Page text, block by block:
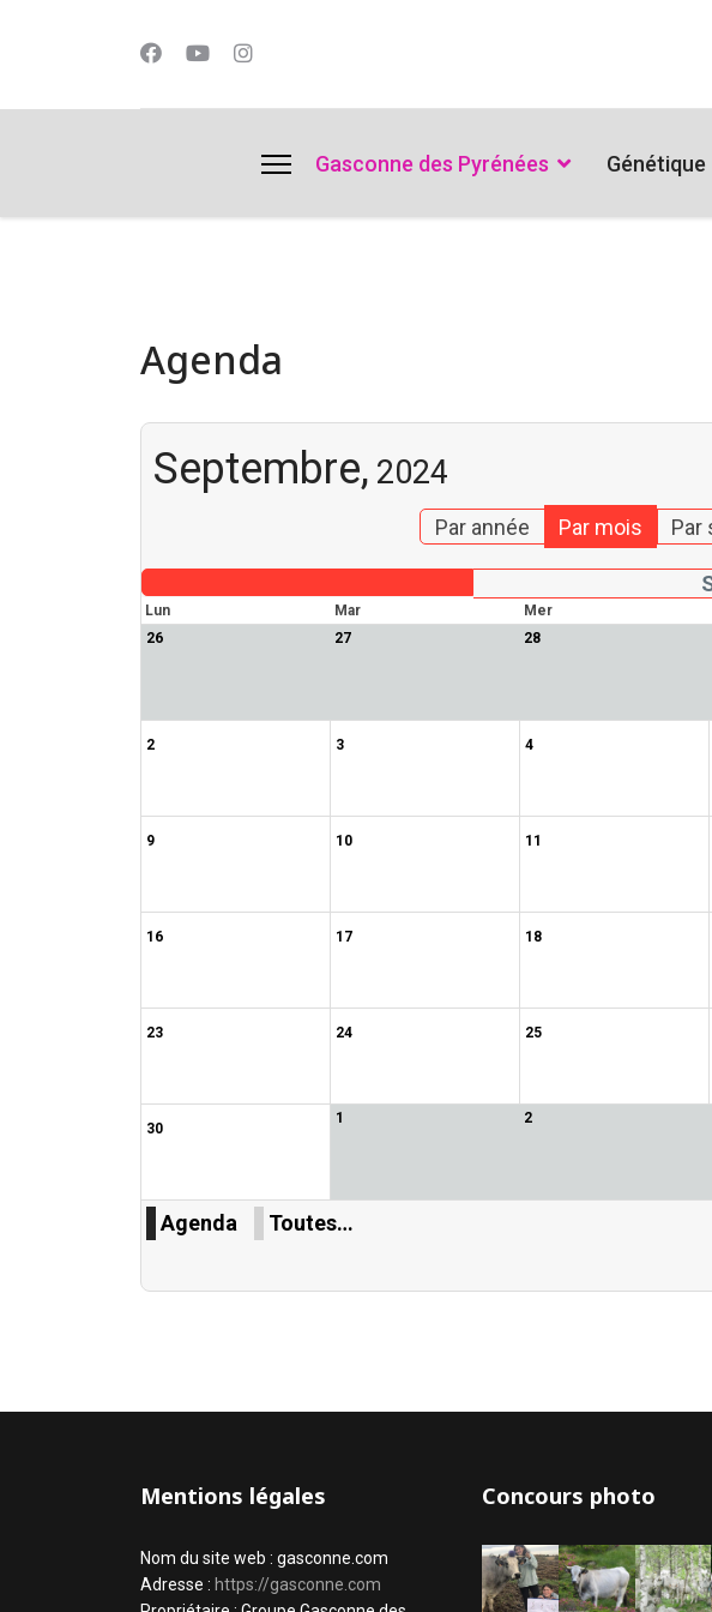
Gasconne des Pyrénées Génétique
Agenda
Septembre, 2024
Par année Par mois Par
Lun Mar Mer
26
27 28
2 3 4
9 10 11
16 17 18
23 24 25
30
1 2
Agenda Toutes…
Mentions légales
Nom du site web : gasconne.com
Adresse : https://gasconne.com
Concours photo